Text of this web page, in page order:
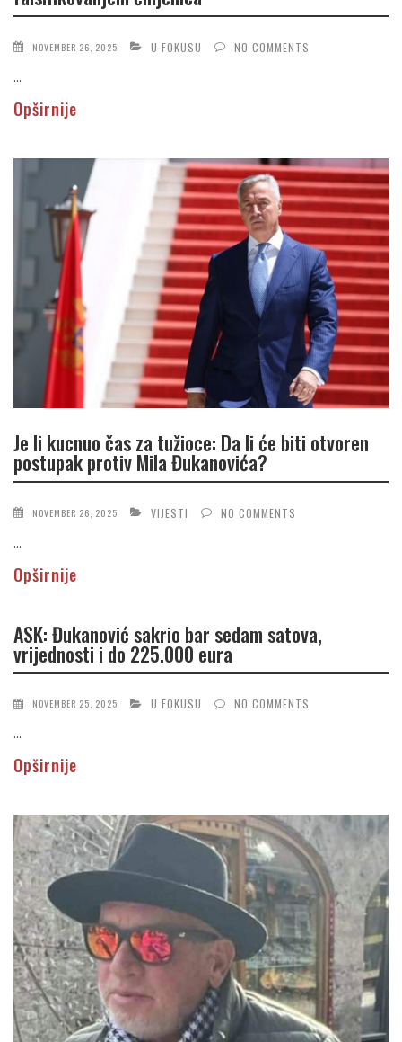
NOVEMBER 26, 2025 U FOKUSU NO COMMENTS
...
Opširnije
Je li kucnuo čas za tužioce: Da li će biti otvoren
postupak protiv Mila Đukanovića?
NOVEMBER 26, 2025 VIJESTI NO COMMENTS
...
Opširnije
ASK: Đukanović sakrio bar sedam satova,
vrijednosti i do 225.000 eura
NOVEMBER 25, 2025 U FOKUSU NO COMMENTS
...
Opširnije